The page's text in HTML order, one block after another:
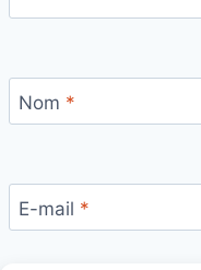
Nom *
E-mail *